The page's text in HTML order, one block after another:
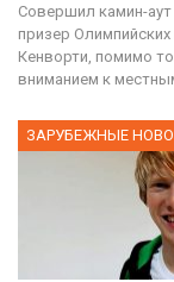
Совершил камин-
призер Олимпийских
Кенворти, помимо
вниманием к